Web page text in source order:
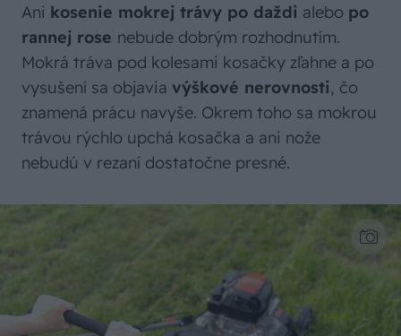
Ani kosenie mokrej trávy po daždi alebo po
rannej rose nebude dobrým rozhodnutím.
Mokrá tráva pod kolesami kosačky zľahne a po
vysušení sa objavia výškové nerovnosti, čo
znamená prácu navyše. Okrem toho sa mokrou
trávou rýchlo upchá kosačka a ani nože
nebudú v rezaní dostatočne presné.